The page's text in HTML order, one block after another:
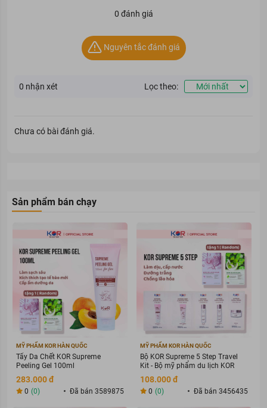
Dung Dịch Vệ Sinh Phụ Nữ Lactacyd Odor Fresh Ngăn Mùi
với chiết xuất lá trầu không và hoa hồng, kết hợp cùng tinh
chất sữa giúp nhẹ nhàng làm sạch và bảo vệ da vùng kín nhạy
ngứa ngáy, rát bỏng hay mùi khó chịu, mang đến cho bạn cảm
giác thoải mái và tươi mát suốt cả ngày dài.
0 đánh giá
Nguyên tắc đánh giá
0 nhận xét Lọc theo:
Chưa có bài đánh giá.
Sản phẩm bán chạy
MỸ PHẨM KOR HÀN QUỐC
Tẩy Da Chết KOR Supreme
Peeling Gel 100ml
283.000 đ
0 (0) Đã bán 3589875
MỸ PHẨM KOR HÀN QUỐC
Bộ KOR Supreme 5 Step Travel
Kit - Bộ mỹ phẩm du lịch KOR
108.000 đ
0 (0) Đã bán 3456435